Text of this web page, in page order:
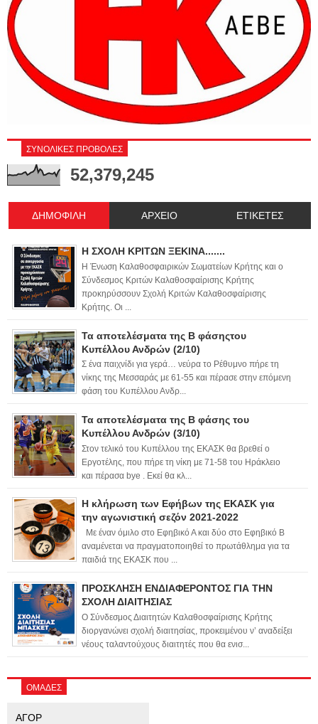
ΣΥΝΟΛΙΚΕΣ ΠΡΟΒΟΛΕΣ
52,379,245
ΔΗΜΟΦΙΛΗ ΑΡΧΕΙΟ ΕΤΙΚΕΤΕΣ
Η ΣΧΟΛΗ ΚΡΙΤΩΝ ΞΕΚΙΝΑ.......
Η Ένωση Καλαθοσφαιρικών Σωματείων Κρήτης και ο
Σύνδεσμος Κριτών Καλαθοσφαίρισης Κρήτης
προκηρύσσουν Σχολή Κριτών Καλαθοσφαίρισης
Κρήτης. Οι ...
Τα αποτελέσματα της Β φάσηςτου
Κυπέλλου Ανδρών (2/10)
Σ ένα παιχνίδι για γερά… νεύρα το Ρέθυμνο πήρε τη
νίκης της Μεσσαράς με 61-55 και πέρασε στην επόμενη
φάση του Κυπέλλου Ανδρ...
Τα αποτελέσματα της Β φάσης του
Κυπέλλου Ανδρών (3/10)
Στον τελικό του Κυπέλλου της ΕΚΑΣΚ θα βρεθεί ο
Εργοτέλης, που πήρε τη νίκη με 71-58 του Ηράκλειο
και πέρασα bye . Εκεί θα κλ...
Η κλήρωση των Εφήβων της ΕΚΑΣΚ για
την αγωνιστική σεζόν 2021-2022
Με έναν όμιλο στο Εφηβικό Α και δύο στο Εφηβικό Β
αναμένεται να πραγματοποιηθεί το πρωτάθλημα για τα
παιδιά της ΕΚΑΣΚ που ...
ΠΡΟΣΚΛΗΣΗ ΕΝΔΙΑΦΕΡΟΝΤΟΣ ΓΙΑ ΤΗΝ
ΣΧΟΛΗ ΔΙΑΙΤΗΣΙΑΣ
Ο Σύνδεσμος Διαιτητών Καλαθοσφαίρισης Κρήτης
διοργανώνει σχολή διαιτησίας, προκειμένου ν’ αναδείξει
νέους ταλαντούχους διαιτητές που θα ενισ...
ΟΜΑΔΕΣ
ΑΓΟΡ